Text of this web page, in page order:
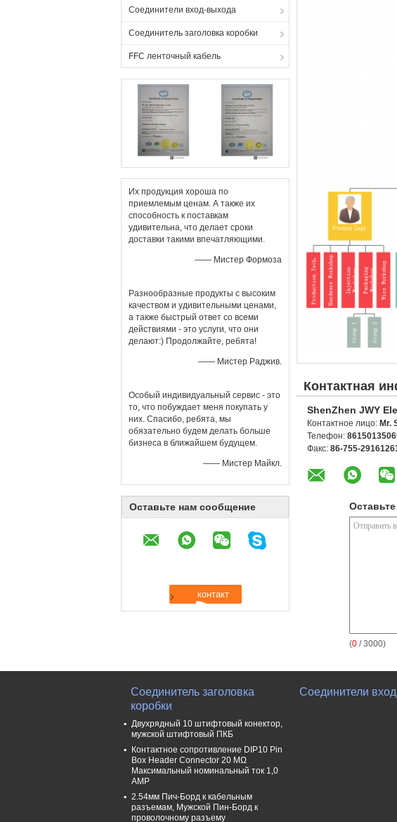
Соединители вход-выхода
Соединитель заголовка коробки
FFC ленточный кабель
Их продукция хороша по
приемлемым ценам. А также их
способность к поставкам
удивительна, что делает сроки
доставки такими впечатляющими.
—— Мистер Формоза
Разнообразные продукты с высоким
качеством и удивительными ценами,
а также быстрый ответ со всеми
действиями - это услуги, что они
делают:) Продолжайте, ребята!
—— Мистер Раджив.
Особый индивидуальный сервис - это
то, что побуждает меня покупать у
них. Спасибо, ребята, мы
обязательно будем делать больше
бизнеса в ближайшем будущем.
—— Мистер Майкл.
Оставьте нам сообщение
Контактная
ShenZhen JWY
Контактное лицо: Mr.
Телефон:
Факс: 86-755-
(0 / 3000)
Соединитель заголовка
коробки
Двухрядный 10 штифтовый конектор,
мужской штифтовый ПКБ
Контактное сопротивление DIP10 Pin
Box Header Connector 20 MΩ
Максимальный номинальный ток 1,0
AMP
2.54мм Пич-Борд к кабельным
разъемам, Мужской Пин-Борд к
проволочному разъему
Соединители